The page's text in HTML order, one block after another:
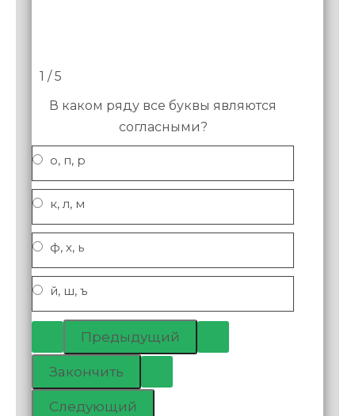
1 / 5
В каком ряду все буквы являются
согласными?
о, п, р
к, л, м
ф, х, ь
й, ш, ъ